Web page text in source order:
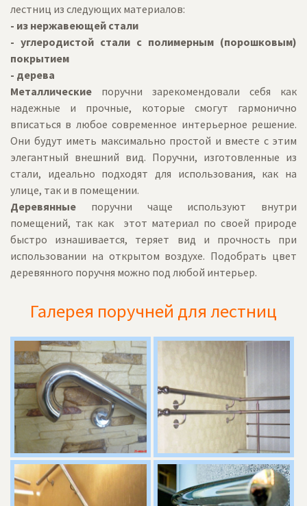
лестниц из следующих материалов:
- из нержавеющей стали
- углеродистой стали с полимерным (порошковым)
покрытием
- дерева
Металлические поручни зарекомендовали себя как
надежные и прочные, которые смогут гармонично
вписаться в любое современное интерьерное решение.
Они будут иметь максимально простой и вместе с этим
элегантный внешний вид. Поручни, изготовленные из
стали, идеально подходят для использования, как на
улице, так и в помещении.
Деревянные поручни чаще используют внутри
помещений, так как этот материал по своей природе
быстро изнашивается, теряет вид и прочность при
использовании на открытом воздухе. Подобрать цвет
деревянного поручня можно под любой интерьер.
Галерея поручней для лестниц